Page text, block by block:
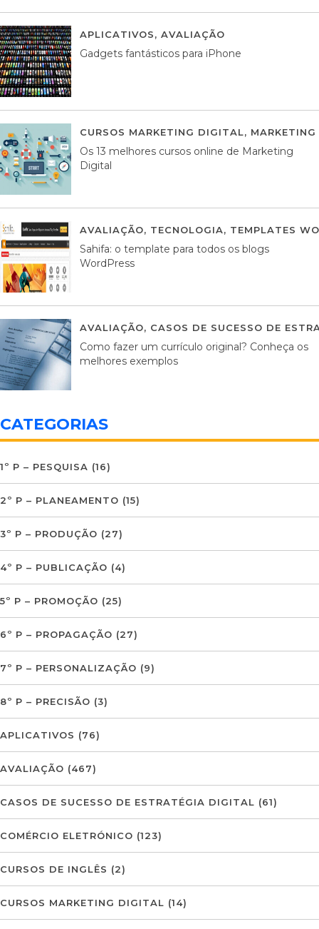
APLICATIVOS, AVALIAÇÃO
Gadgets fantásticos para iPhone
CURSOS MARKETING DIGITAL,
Os 13 melhores cursos online de Marketing
Digital
AVALIAÇÃO, TECNOLOGIA, TEMPLATES
Sahifa: o template para todos os blogs
WordPress
AVALIAÇÃO, CASOS DE SUCESSO DE
Como fazer um currículo original? Conheça os
melhores exemplos
CATEGORIAS
1º P – PESQUISA (16)
2º P – PLANEAMENTO (15)
3º P – PRODUÇÃO (27)
4º P – PUBLICAÇÃO (4)
5º P – PROMOÇÃO (25)
6º P – PROPAGAÇÃO (27)
7º P – PERSONALIZAÇÃO (9)
8º P – PRECISÃO (3)
APLICATIVOS (76)
AVALIAÇÃO (467)
CASOS DE SUCESSO DE ESTRATÉGIA DIGITAL (61)
COMÉRCIO ELETRÓNICO (123)
CURSOS DE INGLÊS (2)
CURSOS MARKETING DIGITAL (14)